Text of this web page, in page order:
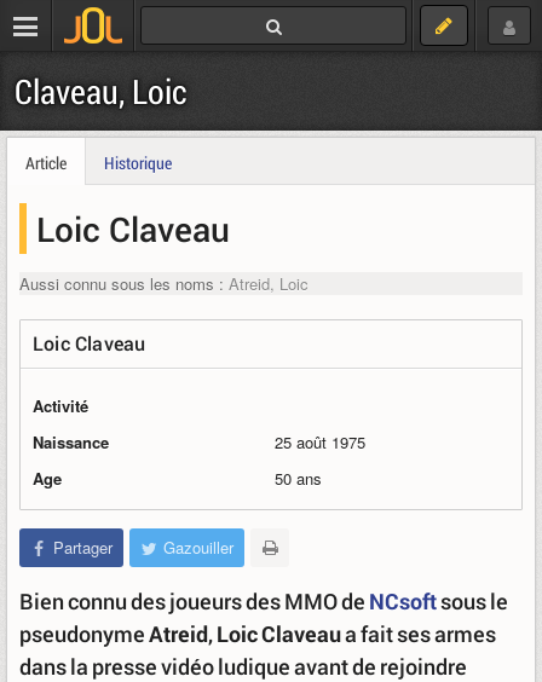
Claveau, Loic
Article Historique
Loic Claveau
Aussi connu sous les noms : Atreid, Loic
Loic Claveau
Activité
Naissance
25 août 1975
Age
50 ans
Partager Gazouiller
Bien connu des joueurs des MMO de NCsoftsous le
pseudonymeAtreid,Loic Claveaua fait ses armes
dans la presse vidéo ludique avant de rejoindre